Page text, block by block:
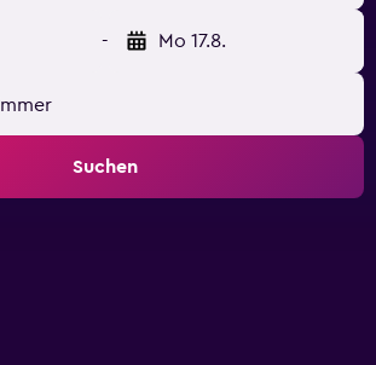
- Mo 17.8.
Suchen